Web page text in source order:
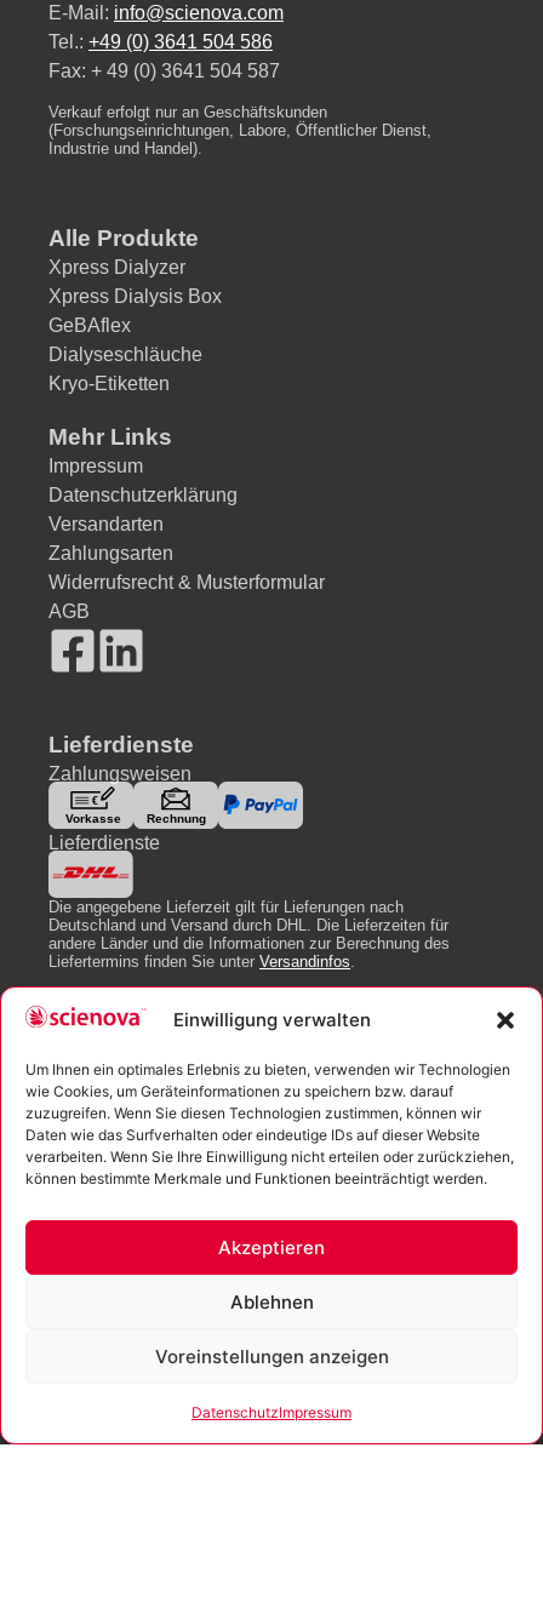
Einwilligung verwalten
Um Ihnen ein optimales Erlebnis zu bieten, verwenden wir Technologien
wie Cookies, um Geräteinformationen zu speichern bzw. darauf
zuzugreifen. Wenn Sie diesen Technologien zustimmen, können wir
Daten wie das Surfverhalten oder eindeutige IDs auf dieser Website
verarbeiten. Wenn Sie Ihre Einwilligung nicht erteilen oder zurückziehen,
können bestimmte Merkmale und Funktionen beeinträchtigt werden.
Akzeptieren
Ablehnen
Voreinstellungen anzeigen
DatenschutzImpressum
E-Mail: info@scienova.com
Tel.: +49 (0) 3641 504 586
Fax: + 49 (0) 3641 504 587
Verkauf erfolgt nur an Geschäftskunden
(Forschungseinrichtungen, Labore, Öffentlicher Dienst,
Industrie und Handel).
Alle Produkte
Xpress Dialyzer
Xpress Dialysis Box
GeBAflex
Dialyseschläuche
Kryo-Etiketten
Mehr Links
Impressum
Datenschutzerklärung
Versandarten
Zahlungsarten
Widerrufsrecht & Musterformular
AGB
Lieferdienste
Zahlungsweisen
Lieferdienste
Die angegebene Lieferzeit gilt für Lieferungen nach
Deutschland und Versand durch DHL. Die Lieferzeiten für
andere Länder und die Informationen zur Berechnung des
Liefertermins finden Sie unter Versandinfos.
Ich erkläre mich mit der Verarbeitung der eingegebenen
Senden
Freistaates Thüringen